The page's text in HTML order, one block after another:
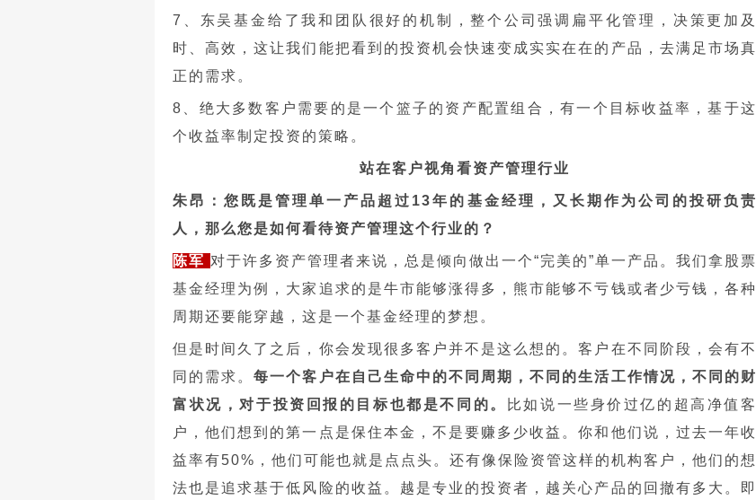
7、东吴基金给了我和团队很好的机制，整个公司强调扁平化管理，决策更加及
时、高效，这让我们能把看到的投资机会快速变成实实在在的产品，去满足市场真
正的需求。
8、绝大多数客户需要的是一个篮子的资产配置组合，有一个目标收益率，基于这
个收益率制定投资的策略。
站在客户视角看资产管理行业
朱昂：您既是管理单一产品超过13年的基金经理，又长期作为公司的投研负责
人，那么您是如何看待资产管理这个行业的？
陈军 对于许多资产管理者来说，总是倾向做出一个“完美的”单一产品。我们拿股票
基金经理为例，大家追求的是牛市能够涨得多，熊市能够不亏钱或者少亏钱，各种
周期还要能穿越，这是一个基金经理的梦想。
但是时间久了之后，你会发现很多客户并不是这么想的。客户在不同阶段，会有不
同的需求。每一个客户在自己生命中的不同周期，不同的生活工作情况，不同的财
富状况，对于投资回报的目标也都是不同的。
比如说一些身价过亿的超高净值客
户，他们想到的第一点是保住本金，不是要赚多少收益。你和他们说，过去一年收
益率有50%，他们可能也就是点点头。还有像保险资管这样的机构客户，他们的想
法也是追求基于低风险的收益。越是专业的投资者，越关心产品的回撤有多大。即